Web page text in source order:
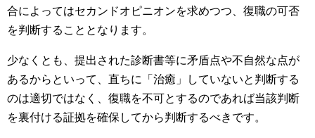
合によってはセカンドオピニオンを求めつつ、復職の可否
を判断することとなります。
少なくとも、提出された診断書等に矛盾点や不自然な点が
あるからといって、直ちに「治癒」していないと判断する
のは適切ではなく、復職を不可とするのであれば当該判断
を裏付ける証拠を確保してから判断するべきです。